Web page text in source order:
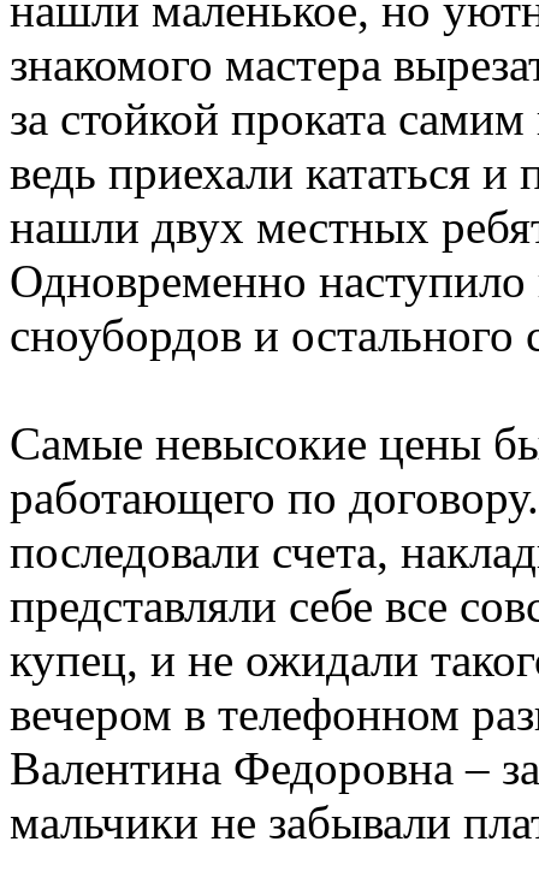
знакомого мастера
за стойкой проката
ведь приехали кататься
нашли двух местных
Одновременно
сноубордов и остального
Самые невысокие цены
работающего по
последовали счета,
представляли себе все
купец, и не ожидали
вечером в телефонном
Валентина Федоровна –
мальчики не забывали